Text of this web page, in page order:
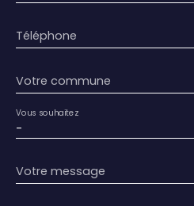
Téléphone
Votre commune
-
Vous souhaitez
Votre message